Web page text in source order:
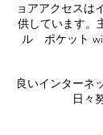
ョアアクセスは
供しています。
ル ポケット
良いインターネ
日々